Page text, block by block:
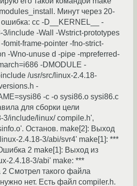
Минут через 20-
cc -D__KERNEL__ -
3/include -Wall -Wstrict-prototypes
fomit-frame-pointer -fno-strict-
-Wno-unuse d -pipe -mpreferred-
-DMODULE -
/usr/src/linux-2.4.18-
-
-c -o sysi86.o sysi86.c
для сборки цели
3/include/linux/ compile.h',
Останов. make[2]: Выход
2.4.18-3/abi/svr4' make[1]: ***
2 make[1]: Выход из
2.4.18-3/abi' make: ***
Смотрел такого файла
нет. Есть файл compiler.h.